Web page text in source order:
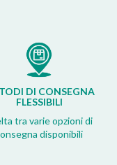
DI CONSEGNA
FLESSIBILI
tra varie opzioni di
disponibili